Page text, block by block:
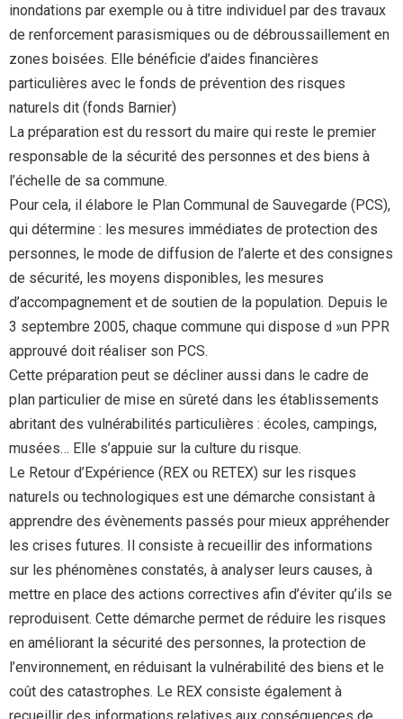
inondations par exemple ou à titre individuel par des travaux
de renforcement parasismiques ou de débroussaillement en
zones boisées. Elle bénéficie d’aides financières
particulières avec le fonds de prévention des risques
naturels dit (fonds Barnier)
La préparation est du ressort du maire qui reste le premier
responsable de la sécurité des personnes et des biens à
l’échelle de sa commune.
Pour cela, il élabore le Plan Communal de Sauvegarde (PCS),
qui détermine : les mesures immédiates de protection des
personnes, le mode de diffusion de l’alerte et des consignes
de sécurité, les moyens disponibles, les mesures
d’accompagnement et de soutien de la population. Depuis le
3 septembre 2005, chaque commune qui dispose d »un PPR
approuvé doit réaliser son PCS.
Cette préparation peut se décliner aussi dans le cadre de
plan particulier de mise en sûreté dans les établissements
abritant des vulnérabilités particulières : écoles, campings,
musées… Elle s’appuie sur la culture du risque.
Le Retour d’Expérience (REX ou RETEX) sur les risques
naturels ou technologiques est une démarche consistant à
apprendre des évènements passés pour mieux appréhender
les crises futures. Il consiste à recueillir des informations
sur les phénomènes constatés, à analyser leurs causes, à
mettre en place des actions correctives afin d’éviter qu’ils se
reproduisent. Cette démarche permet de réduire les risques
en améliorant la sécurité des personnes, la protection de
l’environnement, en réduisant la vulnérabilité des biens et le
coût des catastrophes. Le REX consiste également à